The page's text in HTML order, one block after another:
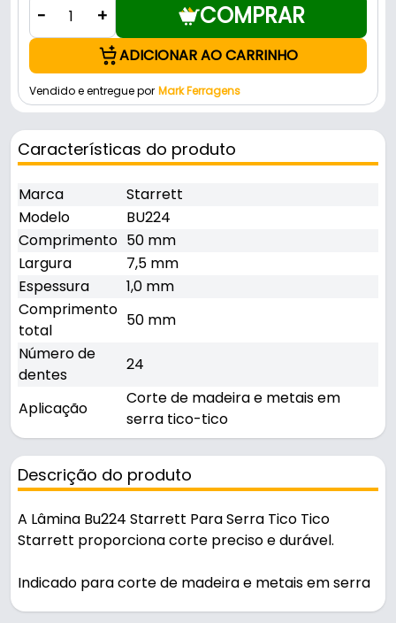
- + COMPRAR
ADICIONAR AO CARRINHO
Vendido e entregue por Mark Ferragens
Características do produto
Marca
Starrett
Modelo
BU224
Comprimento 50 mm
Largura
7,5 mm
Espessura
1,0 mm
Comprimento
total
50 mm
Número de
dentes
24
Aplicação
Corte de madeira e metais em
serra tico-tico
Descrição do produto
A Lâmina Bu224 Starrett Para Serra Tico Tico
Starrett proporciona corte preciso e durável.
Indicado para corte de madeira e metais em serra